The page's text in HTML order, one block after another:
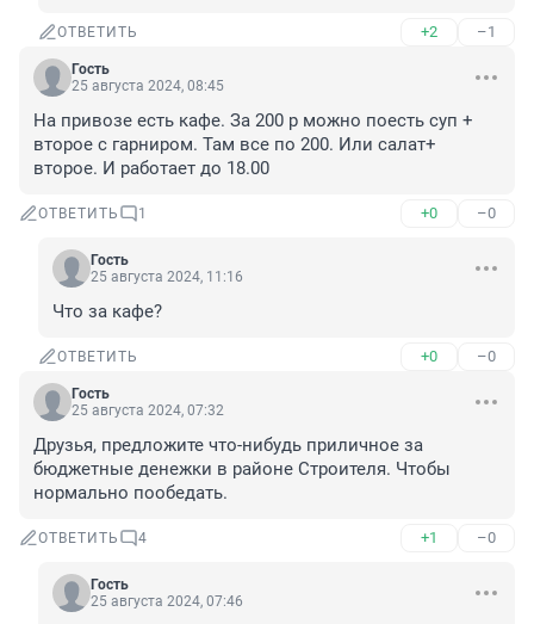
ОТВЕТИТЬ +2 –1
Гость
25 августа 2024, 08:45
На привозе есть кафе. За 200 р можно поесть суп +
второе с гарниром. Там все по 200. Или салат+
второе. И работает до 18.00
ОТВЕТИТЬ 1 +0 –0
Гость
25 августа 2024, 11:16
Что за кафе?
ОТВЕТИТЬ +0 –0
Гость
25 августа 2024, 07:32
Друзья, предложите что-нибудь приличное за
бюджетные денежки в районе Строителя. Чтобы
нормально пообедать.
ОТВЕТИТЬ 4 +1 –0
Гость
25 августа 2024, 07:46